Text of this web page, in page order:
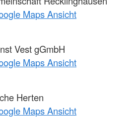
Maps Ansicht
Vest gGmbH
Maps Ansicht
Herten
Maps Ansicht